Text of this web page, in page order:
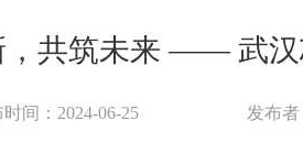
，共筑未来 —— 武汉
时间：2024-06-25 发布